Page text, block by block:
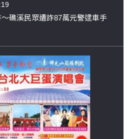
～礁溪民眾遭詐87萬元警逮車手